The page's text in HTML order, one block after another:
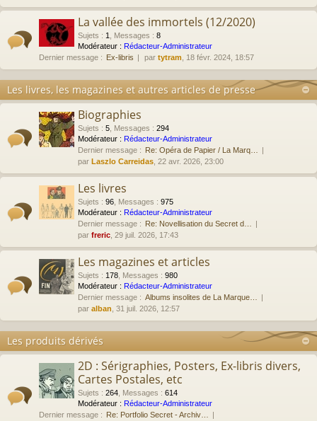
La vallée des immortels (12/2020)
Sujets : 1 Messages : 8
Modérateur : Rédacteur-Administrateur
Dernier message : Ex-libris par tytram , 18 févr. 2024, 18:57
Les livres, les magazines et autres articles de presse
Biographies
Sujets : 5 Messages : 294
Modérateur : Rédacteur-Administrateur
Dernier message : Re: Opéra de Papier / La Marq…
par Laszlo Carreidas , 22 avr. 2026, 23:00
Les livres
Sujets : 96 Messages : 975
Modérateur : Rédacteur-Administrateur
Dernier message : Re: Novellisation du Secret d…
par freric , 29 juil. 2026, 17:43
Les magazines et articles
Sujets : 178 Messages : 980
Modérateur : Rédacteur-Administrateur
Dernier message : Albums insolites de La Marque…
par alban , 31 juil. 2026, 12:57
Les produits dérivés
2D : Sérigraphies, Posters, Ex-libris divers,
Cartes Postales, etc
Sujets : 264 Messages : 614
Modérateur : Rédacteur-Administrateur
Dernier message : Re: Portfolio Secret - Archiv…